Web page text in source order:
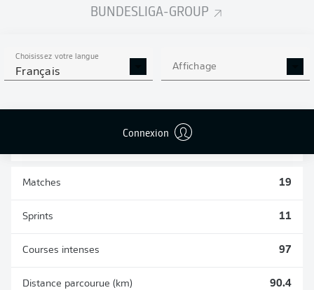
BUNDESLIGA-GROUP
Choisissez votre langue
Français Affichage
Connexion
STATS DE LA SAISON
2023/2024
TIRS ARRÊTÉS
0
Matches 19
Sprints 11
Courses intenses 97
Distance parcourue (km) 90.4